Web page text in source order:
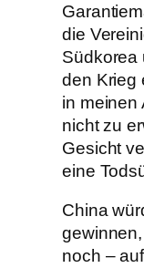
die
Südkorea
den Krieg
in meinen
nicht zu
Gesicht
eine
China
noch –